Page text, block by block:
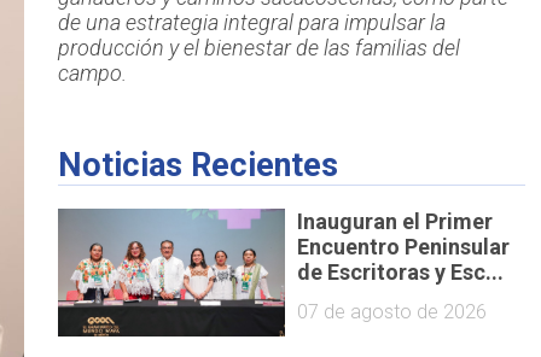
de una estrategia integral para impulsar la
producción y el bienestar de las familias del
campo.
Noticias Recientes
Inauguran el Primer
Encuentro Peninsular
de Escritoras y Esc...
07 de agosto de 2026